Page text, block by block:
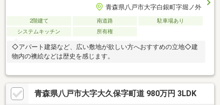
青森県八戸市大字白銀町字堀ノ外
2階建て 南道路
駐車場あり
システムキッチン
所有権
◇アパート建築など、広い敷地が欲しい方へおすすめの立地◇建
物内の襖絵などは歴史を感じます。
青森県八戸市大字大久保字町道 980万円 3LDK